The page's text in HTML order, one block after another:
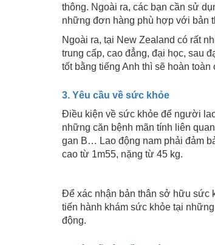
thông. Ngoài ra, các bạn cần sử
những đơn hàng phù hợp với bản
Ngoài ra, tại New Zealand có rất
trung cấp, cao đẳng, đại học, sau
tốt bằng tiếng Anh thì sẽ hoàn
3. Yêu cầu về sức khỏe
Điều kiện về sức khỏe để người
những căn bệnh mãn tính liên
gan B… Lao động nam phải đảm
cao từ 1m55, nặng từ 45 kg.
Để xác nhận bản thân sở hữu sức
tiến hành khám sức khỏe tại
động.